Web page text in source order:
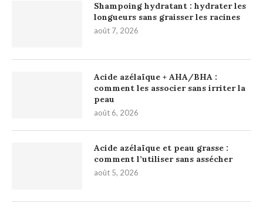
Shampoing hydratant : hydrater les
longueurs sans graisser les racines
août 7, 2026
Acide azélaïque + AHA/BHA :
comment les associer sans irriter la
peau
août 6, 2026
Acide azélaïque et peau grasse :
comment l’utiliser sans assécher
août 5, 2026